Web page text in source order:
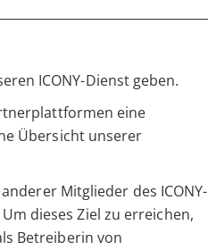
ICONY-Dienst geben.
eine
Übersicht unserer
Mitglieder des ICONY-
dieses Ziel zu erreichen,
Betreiberin von